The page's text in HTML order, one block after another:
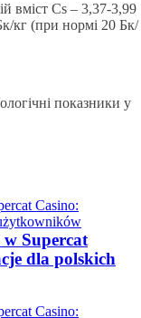
вміст Cs – 3,37-3,99
кг (при нормі 20 Бк/
Supercat
dla polskich